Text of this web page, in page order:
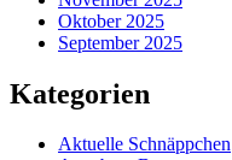
Oktober 2025
September 2025
Kategorien
Aktuelle Schnäppchen